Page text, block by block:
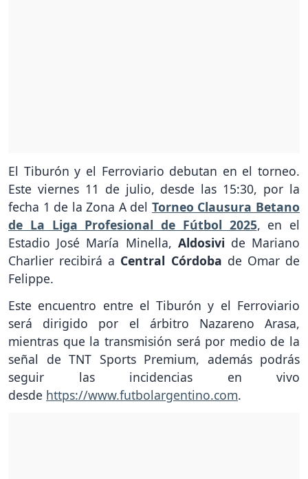
El Tiburón y el Ferroviario debutan en el torneo.
Este viernes 11 de julio, desde las 15:30, por la
fecha 1 de la Zona A del Torneo Clausura Betano
de La Liga Profesional de Fútbol 2025, en el
Estadio José María Minella, Aldosivi de Mariano
Charlier recibirá a Central Córdoba de Omar de
Felippe.
Este encuentro entre el Tiburón y el Ferroviario
será dirigido por el árbitro Nazareno Arasa,
mientras que la transmisión será por medio de la
señal de TNT Sports Premium, además podrás
seguir las incidencias en vivo
desde https://www.futbolargentino.com.